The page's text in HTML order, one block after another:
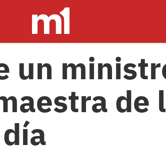
un
de